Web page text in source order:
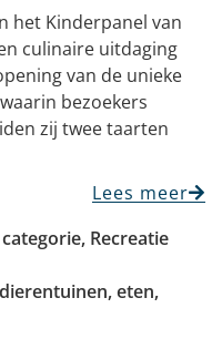
het Kinderpanel van
culinaire uitdaging
van de unieke
bezoekers
zij twee taarten
Lees meer
, Recreatie
dierentuinen,eten,